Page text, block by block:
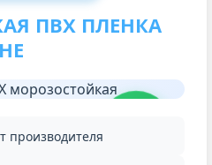
ПВХ ПЛЕНКА
производителя